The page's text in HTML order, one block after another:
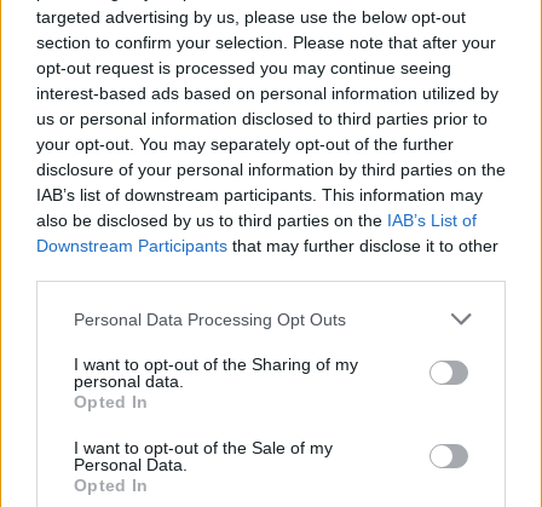
targeted advertising by us, please use the below opt-out
section to confirm your selection. Please note that after your
opt-out request is processed you may continue seeing
interest-based ads based on personal information utilized by
us or personal information disclosed to third parties prior to
your opt-out. You may separately opt-out of the further
disclosure of your personal information by third parties on the
IAB’s list of downstream participants. This information may
also be disclosed by us to third parties on the IAB’s List of
Downstream Participants that may further disclose it to other
Personal Data Processing Opt Outs
I want to opt-out of the Sharing of my
personal data.
Opted In
I want to opt-out of the Sale of my
Personal Data.
Opted In
2026. augusztus 07., péntek
Románul is helyt kell állni a hétfőn
kezdődő írásbeliken – így
készülhetnek a pótérettségizők